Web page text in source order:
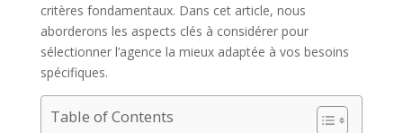
critères fondamentaux. Dans cet article, nous
aborderons les aspects clés à considérer pour
sélectionner l’agence la mieux adaptée à vos besoins
spécifiques.
Table of Contents